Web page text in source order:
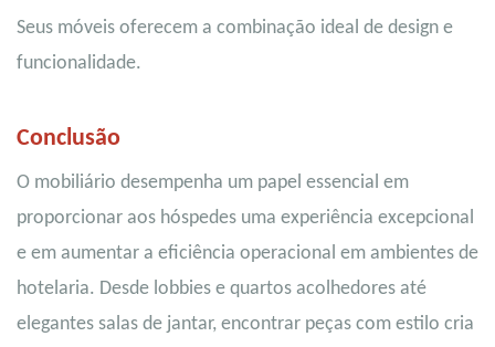
Seus móveis oferecem a combinação ideal de design e
funcionalidade.
Conclusão
O mobiliário desempenha um papel essencial em
proporcionar aos hóspedes uma experiência excepcional
e em aumentar a eficiência operacional em ambientes de
hotelaria. Desde lobbies e quartos acolhedores até
elegantes salas de jantar, encontrar peças com estilo cria